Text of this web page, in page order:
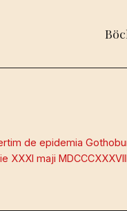
de epidemia
maji